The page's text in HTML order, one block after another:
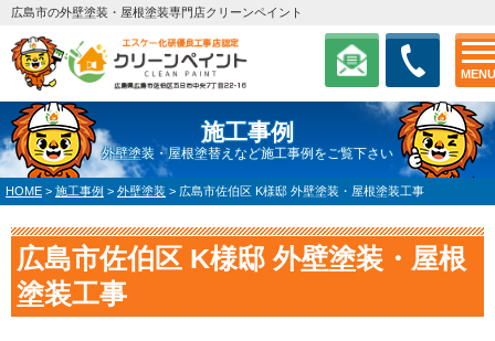
MENU
広島市の外壁塗装・屋根塗装専門店クリーンペイント
施工事例
外壁塗装・屋根塗替えなど施工事例をご覧下さい
HOME > 施工事例 > 外壁塗装 > 広島市佐伯区 K様邸 外壁塗装・屋根塗装工事
広島市佐伯区 K様邸 外壁塗装・屋根
塗装工事